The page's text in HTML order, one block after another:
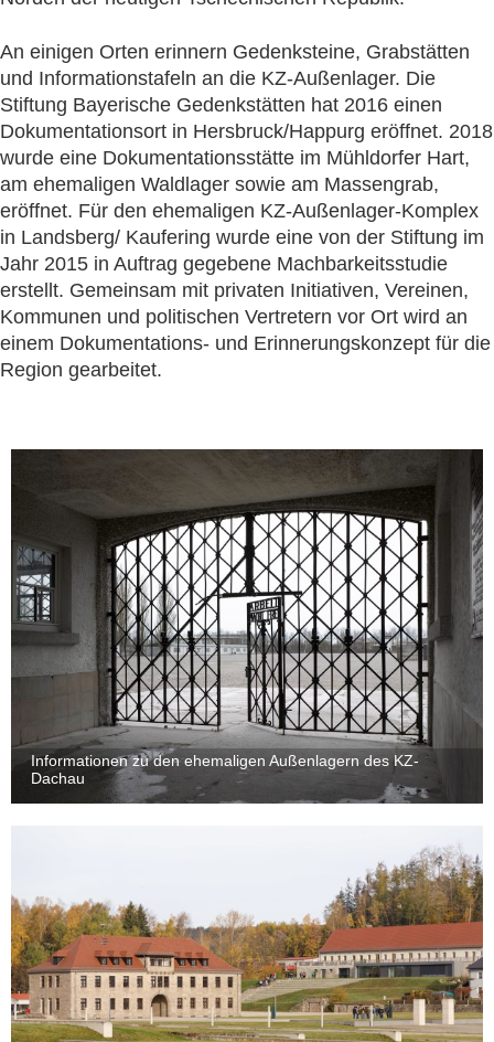
An einigen Orten erinnern Gedenksteine, Grabstätten
und Informationstafeln an die KZ-Außenlager. Die
Stiftung Bayerische Gedenkstätten hat 2016 einen
Dokumentationsort in Hersbruck/Happurg eröffnet. 2018
wurde eine Dokumentationsstätte im Mühldorfer Hart,
am ehemaligen Waldlager sowie am Massengrab,
eröffnet. Für den ehemaligen KZ-Außenlager-Komplex
in Landsberg/ Kaufering wurde eine von der Stiftung im
Jahr 2015 in Auftrag gegebene Machbarkeitsstudie
erstellt. Gemeinsam mit privaten Initiativen, Vereinen,
Kommunen und politischen Vertretern vor Ort wird an
einem Dokumentations- und Erinnerungskonzept für die
Region gearbeitet.
Informationen zu den ehemaligen Außenlagern des KZ-
Dachau